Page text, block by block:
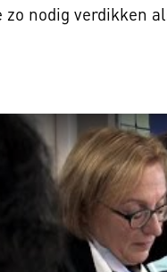
nodig verdikken